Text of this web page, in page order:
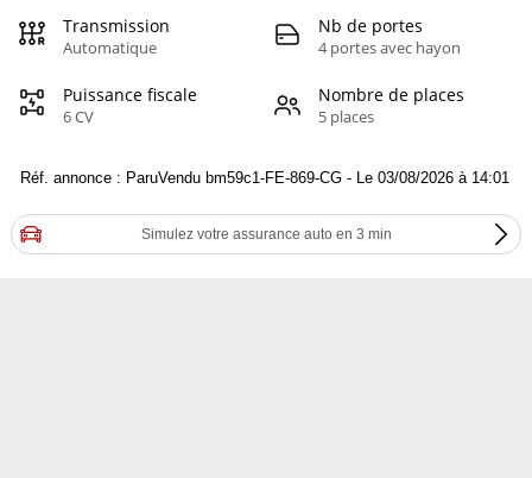
Transmission
Automatique
Nb de portes
4 portes avec hayon
Puissance fiscale
6 CV
Nombre de places
5 places
Réf. annonce : ParuVendu bm59c1-FE-869-CG - Le 03/08/2026 à 14:01
Simulez votre assurance auto en 3 min